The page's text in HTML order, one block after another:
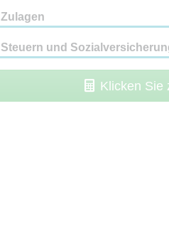
Zulagen
Steuern und
Klicken Sie